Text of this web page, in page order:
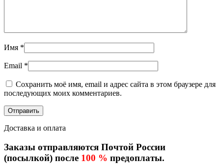
Имя *
Email *
Сохранить моё имя, email и адрес сайта в этом браузере для
последующих моих комментариев.
Доставка и оплата
Заказы отправляются Почтой России
(посылкой) после 100 % предоплаты.